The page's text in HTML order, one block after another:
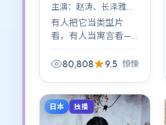
主演： 赵涛、长泽雅美
等
有人把它当类型片
看，有人当寓言看——
最迷人的地方在于：
头里的人。
80,808 9.5 惊悚
日本 独播